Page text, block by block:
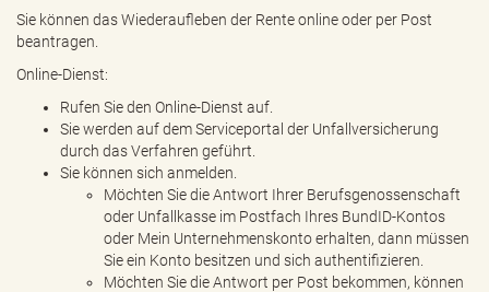
Sie können das Wiederaufleben der Rente online oder per Post
beantragen.
Online-Dienst:
Rufen Sie den Online-Dienst auf.
Sie werden auf dem Serviceportal der Unfallversicherung
durch das Verfahren geführt.
Sie können sich anmelden.
Möchten Sie die Antwort Ihrer Berufsgenossenschaft
oder Unfallkasse im Postfach Ihres BundID-Kontos
oder Mein Unternehmenskonto erhalten, dann müssen
Sie ein Konto besitzen und sich authentifizieren.
Möchten Sie die Antwort per Post bekommen, können